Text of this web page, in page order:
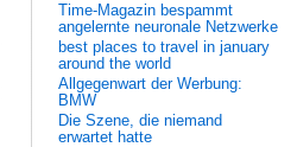
Time-Magazin bespammt
angelernte neuronale Netzwerke
best places to travel in january
around the world
Allgegenwart der Werbung:
BMW
Die Szene, die niemand
erwartet hatte